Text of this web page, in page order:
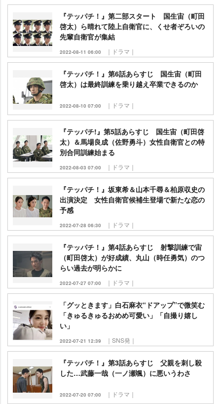
『テッパチ！』第二部スタート 国生宙（町田
啓太）ら晴れて陸上自衛官に、くせ者ぞろいの
先輩自衛官が集結
2022-08-11 06:00 ｜ドラマ｜
『テッパチ！』第6話あらすじ 国生宙（町田
啓太）は最終訓練を乗り越え卒業できるのか
2022-08-10 07:00 ｜ドラマ｜
『テッパチ!』第5話あらすじ 国生宙（町田啓
太）＆馬場良成（佐野勇斗）女性自衛官との特
別合同訓練始まる
2022-08-03 07:00 ｜ドラマ｜
『テッパチ！』坂東希＆山本千尋＆柏原収史の
出演決定 女性自衛官候補生登場で新たな恋の
予感
2022-07-28 06:30 ｜ドラマ｜
『テッパチ！』第4話あらすじ 射撃訓練で宙
（町田啓太）が好成績、丸山（時任勇気）のつ
らい過去が明らかに
2022-07-27 07:00 ｜ドラマ｜
「グッときます」白石麻衣“ドアップ”で微笑む
「きゅるきゅるおめめ可愛い」「自撮り嬉し
い」
2022-07-21 12:39 ｜SNS発｜
『テッパチ！』第3話あらすじ 父親を刺し殺
した…武藤一哉（一ノ瀬颯）に悪いうわさ
2022-07-20 07:00 ｜ドラマ｜